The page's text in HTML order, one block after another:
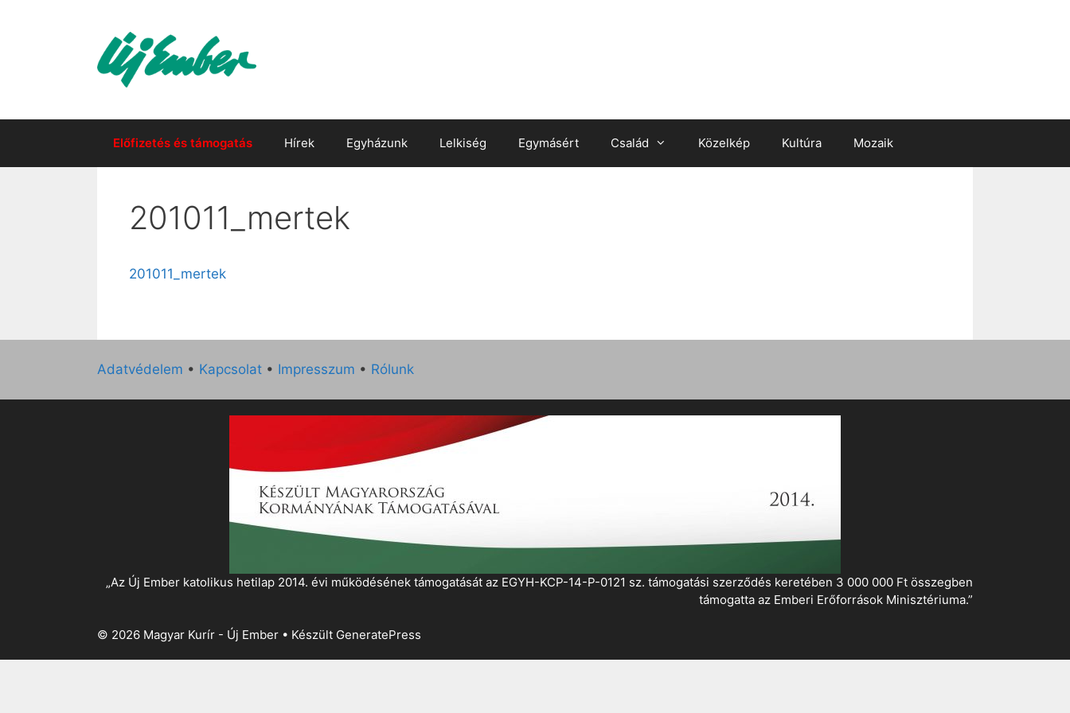
Előfizetés és támogatás Hírek Egyházunk Lelkiség Egymásért Család Közelkép Kultúra Mozaik
201011_mertek
201011_mertek
Adatvédelem • Kapcsolat • Impresszum • Rólunk
„Az Új Ember katolikus hetilap 2014. évi működésének támogatását az EGYH-KCP-14-P-0121 sz. támogatási szerződés keretében 3 000 000 Ft összegben
támogatta az Emberi Erőforrások Minisztériuma.”
© 2026 Magyar Kurír - Új Ember • Készült GeneratePress